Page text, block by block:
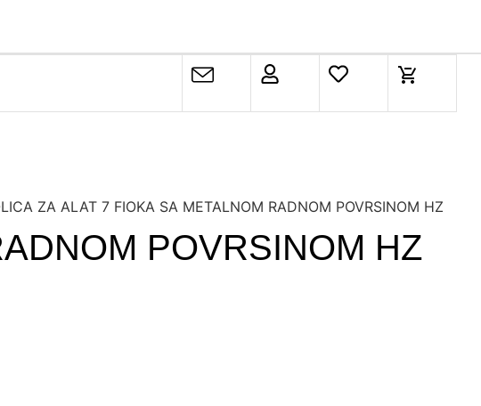
ZA ALAT 7 FIOKA SA METALNOM RADNOM POVRSINOM HZ
POVRSINOM HZ